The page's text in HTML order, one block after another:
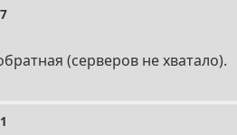
(серверов не хватало).